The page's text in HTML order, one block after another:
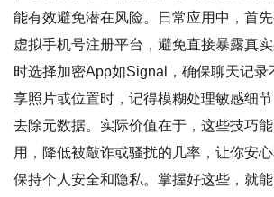
能有效避免潜在风险。日常应用中，首
虚拟手机号注册平台，避免直接暴露真
时选择加密App如Signal，确保聊天记录
享照片或位置时，记得模糊处理敏感细
去除元数据。实际价值在于，这些技巧
用，降低被敲诈或骚扰的几率，让你安
保持个人安全和隐私。掌握好这些，就